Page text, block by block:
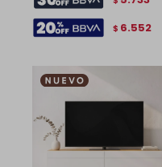
$ 6.552